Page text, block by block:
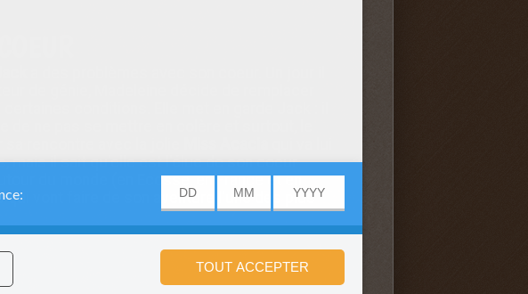
de génie, Madeleine décide de remplacer
conditions. Elle met en garde Jack : il
mais il sait qu'elle est l'élue de soncoeur
du monde (en Ecosse, en France et en
vont faire de son aventure l'une des plus